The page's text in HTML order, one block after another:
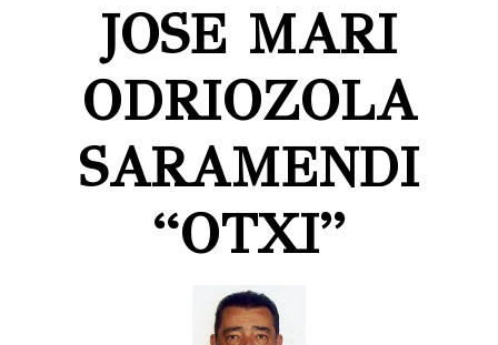
JOSE MARI
ODRIOZOLA
SARAMENDI
“OTXI”